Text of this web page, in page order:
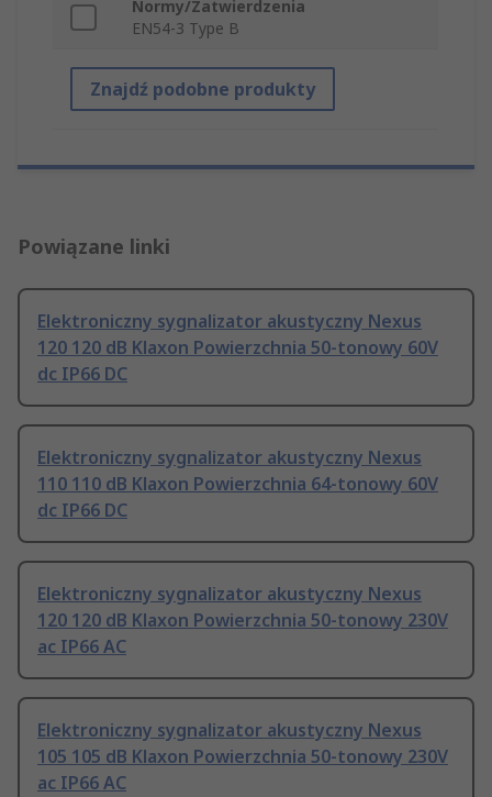
Normy/Zatwierdzenia
EN54-3 Type B
Znajdź podobne produkty
Powiązane linki
Elektroniczny sygnalizator akustyczny Nexus
120 120 dB Klaxon Powierzchnia 50-tonowy 60V
dc IP66 DC
Elektroniczny sygnalizator akustyczny Nexus
110 110 dB Klaxon Powierzchnia 64-tonowy 60V
dc IP66 DC
Elektroniczny sygnalizator akustyczny Nexus
120 120 dB Klaxon Powierzchnia 50-tonowy 230V
ac IP66 AC
Elektroniczny sygnalizator akustyczny Nexus
105 105 dB Klaxon Powierzchnia 50-tonowy 230V
ac IP66 AC